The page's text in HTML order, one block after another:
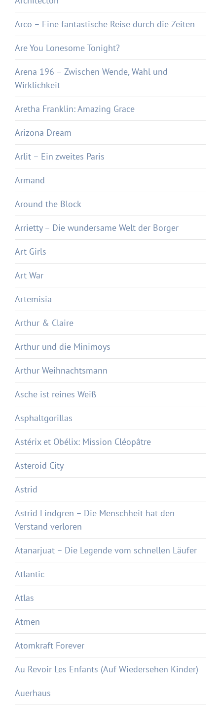
Arco – Eine fantastische Reise durch die Zeiten
Are You Lonesome Tonight?
Arena 196 – Zwischen Wende, Wahl und
Wirklichkeit
Aretha Franklin: Amazing Grace
Arizona Dream
Arlit – Ein zweites Paris
Armand
Around the Block
Arrietty – Die wundersame Welt der Borger
Art Girls
Art War
Artemisia
Arthur & Claire
Arthur und die Minimoys
Arthur Weihnachtsmann
Asche ist reines Weiß
Asphaltgorillas
Astérix et Obélix: Mission Cléopâtre
Asteroid City
Astrid
Astrid Lindgren – Die Menschheit hat den
Verstand verloren
Atanarjuat – Die Legende vom schnellen Läufer
Atlantic
Atlas
Atmen
Atomkraft Forever
Au Revoir Les Enfants (Auf Wiedersehen Kinder)
Auerhaus